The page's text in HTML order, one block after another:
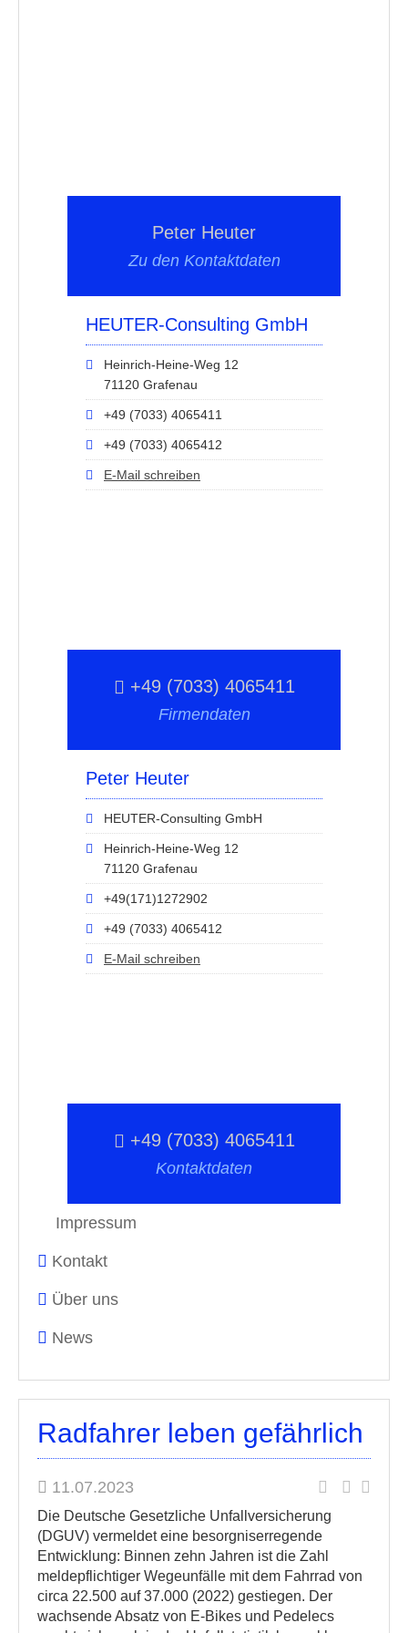
Peter Heuter
Zu den Kontaktdaten
HEUTER-Consulting GmbH
Heinrich-Heine-Weg 12
71120 Grafenau
+49 (7033) 4065411
+49 (7033) 4065412
E-Mail schreiben
+49 (7033) 4065411
Firmendaten
Peter Heuter
HEUTER-Consulting GmbH
Heinrich-Heine-Weg 12
71120 Grafenau
+49(171)1272902
+49 (7033) 4065412
E-Mail schreiben
+49 (7033) 4065411
Kontaktdaten
Impressum
Kontakt
Über uns
News
Radfahrer leben gefährlich
11.07.2023
Die Deutsche Gesetzliche Unfallversicherung
(DGUV) vermeldet eine besorgniserregende
Entwicklung: Binnen zehn Jahren ist die Zahl
meldepflichtiger Wegeunfälle mit dem Fahrrad von
circa 22.500 auf 37.000 (2022) gestiegen. Der
wachsende Absatz von E-Bikes und Pedelecs